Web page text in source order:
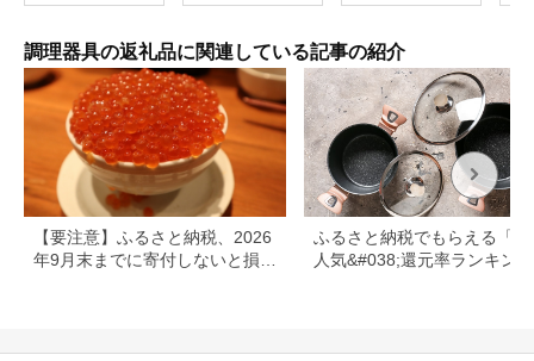
調理器具の返礼品に関連している記事の紹介
【要注意】ふるさと納税、2026
年9月末までに寄付しないと損す
ふるさと納税でもらえる「鍋
人気&#038;還元率ランキング